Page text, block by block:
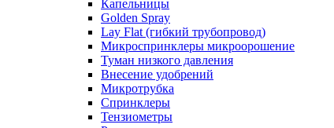
Капельницы
Golden Spray
Lay Flat (гибкий трубопровод)
Микроспринклеры микроорошение
Туман низкого давления
Внесение удобрений
Микротрубка
Спринклеры
Тензиометры